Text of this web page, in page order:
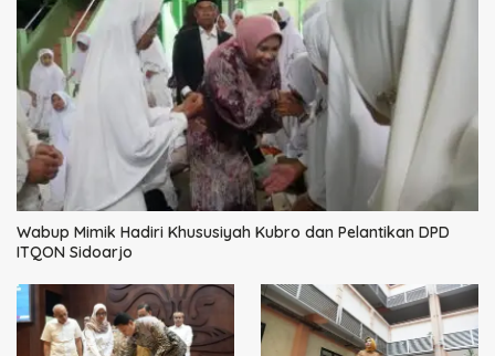
Wabup Mimik Hadiri Khususiyah Kubro dan Pelantikan DPD
ITQON Sidoarjo